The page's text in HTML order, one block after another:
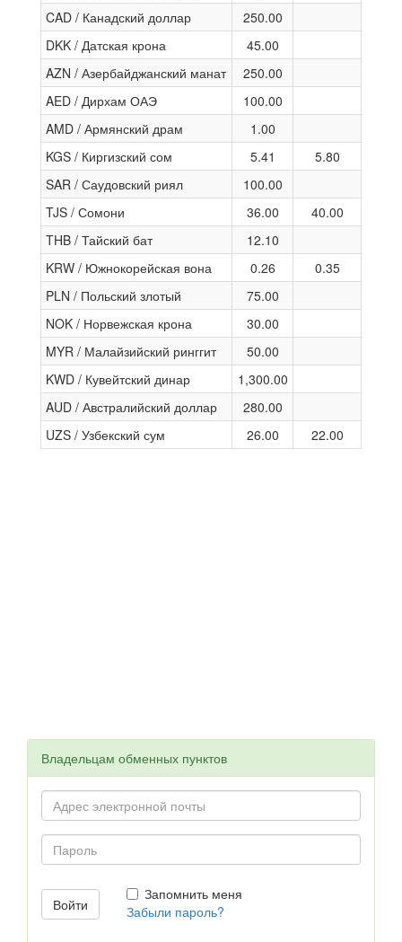
CAD / Канадский доллар
250.00
DKK / Датская крона
45.00
AZN / Азербайджанский манат
250.00
AED / Дирхам ОАЭ
100.00
AMD / Армянский драм
1.00
KGS / Киргизский сом
5.41
5.80
SAR / Саудовский риял
100.00
TJS / Сомони
36.00
40.00
THB / Тайский бат
12.10
KRW / Южнокорейская вона
0.26
0.35
PLN / Польский злотый
75.00
NOK / Норвежская крона
30.00
MYR / Малайзийский ринггит
50.00
KWD / Кувейтский динар
1,300.00
AUD / Австралийский доллар
280.00
UZS / Узбекский сум
26.00 22.00
Владельцам обменных пунктов
Запомнить меня
Забыли пароль?